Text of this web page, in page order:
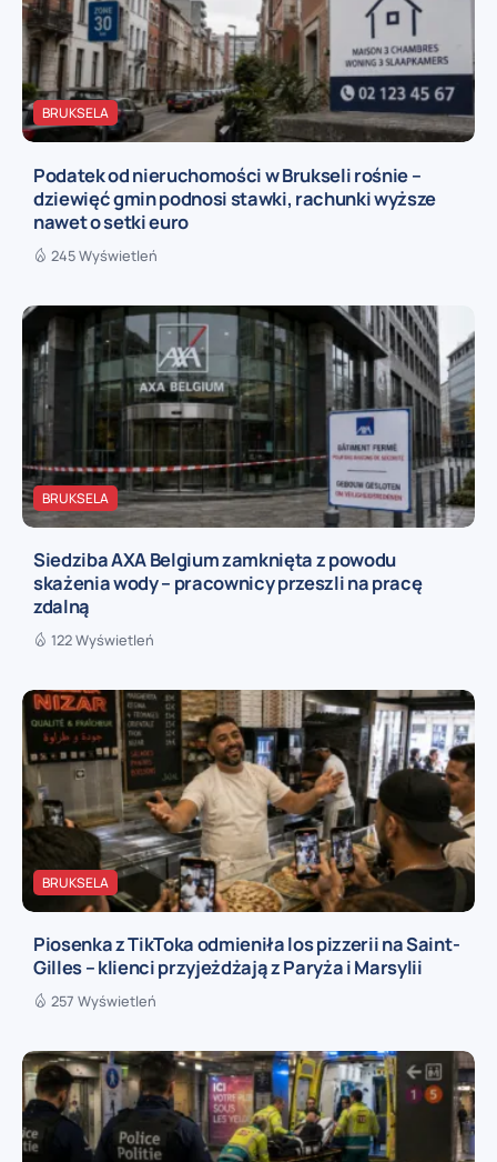
BRUKSELA
Podatek od nieruchomości w Brukseli rośnie –
dziewięć gmin podnosi stawki, rachunki wyższe
nawet o setki euro
245 Wyświetleń
BRUKSELA
Siedziba AXA Belgium zamknięta z powodu
skażenia wody – pracownicy przeszli na pracę
zdalną
122 Wyświetleń
BRUKSELA
Piosenka z TikToka odmieniła los pizzerii na Saint-
Gilles – klienci przyjeżdżają z Paryża i Marsylii
257 Wyświetleń